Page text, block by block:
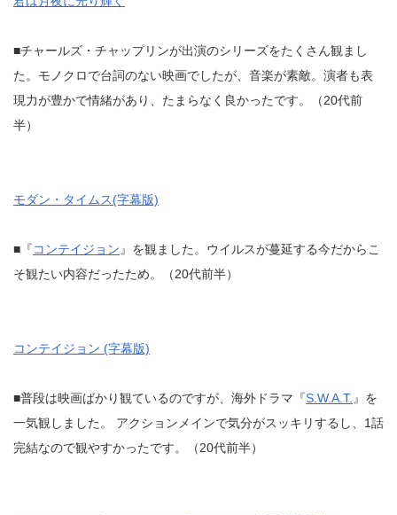
■チャールズ・チャップリンが出演のシリーズをたくさん観まし
た。モノクロで台詞のない映画でしたが、音楽が素敵。演者も表
現力が豊かで情緒があり、たまらなく良かったです。（20代前
半）
モダン・タイムス(字幕版)
■『コンテイジョン 』を観ました。ウイルスが蔓延する今だからこ
そ観たい内容だったため。（20代前半）
コンテイジョン (字幕版)
■普段は映画ばかり観ているのですが、海外ドラマ『S.W.A.T. 』を
一気観しました。 アクションメインで気分がスッキリするし、1話
完結なので観やすかったです。（20代前半）